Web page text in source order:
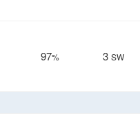
97% 3 SW